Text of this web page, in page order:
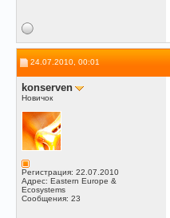
24.07.2010, 00:01
konserven
Новичок
Регистрация: 22.07.2010
Адрес: Eastern Europe &
Ecosystems
Сообщения: 23